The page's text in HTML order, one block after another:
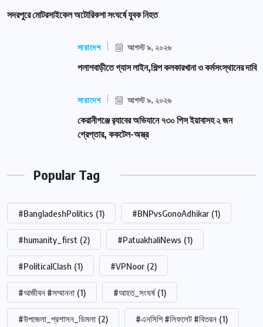
সদরপুরে মোটরসাইকেল অটোরিকশা সংঘর্ষে যুবক নিহত
সারাদেশ আগস্ট ৯, ২০২৬
পলাশবাড়ীতে গ্যাস লাইন,শিল্প কলকারখানা ও কর্মসংস্থানের দাবি
সারাদেশ আগস্ট ৯, ২০২৬
কেরানীগঞ্জে র‍্যাবের অভিযানে ৭৩০ পিস ইয়াবাসহ ২ জন
গ্রেপ্তার, ককটেল-অস্ত্র
Popular Tag
#BangladeshPolitics (1) #BNPvsGonoAdhikar (1)
#humanity_first (2) #PatuakhaliNews (1)
#PoliticalClash (1) #VPNoor (2)
#আজীবন #সম্মাননা (1) #আহত_সংঘর্ষ (1)
#উপজেলা_প্রশাসন_ডিমলা (2) #এনসিপি #লিফলেট #বিতরন (1)